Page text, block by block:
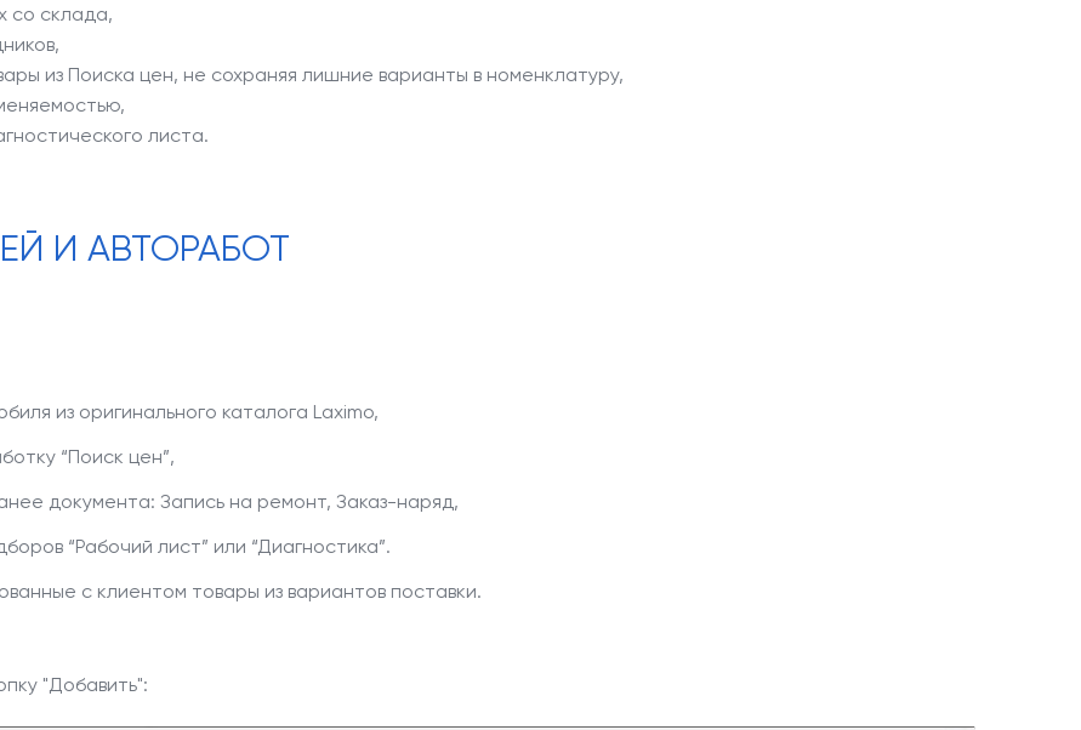
со склада,
из Поиска цен, не сохраняя лишние варианты в номенклатуру,
листа.
И АВТОРАБОТ
из оригинального каталога Laximo,
“Поиск цен”,
документа: Запись на ремонт, Заказ-наряд,
“Рабочий лист” или “Диагностика”.
с клиентом товары из вариантов поставки.
"Добавить":